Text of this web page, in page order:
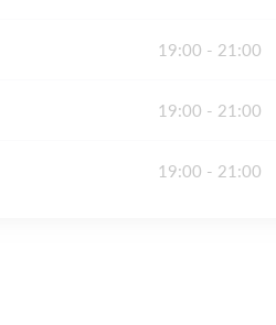
19:00 - 21:00
19:00 - 21:00
19:00 - 21:00